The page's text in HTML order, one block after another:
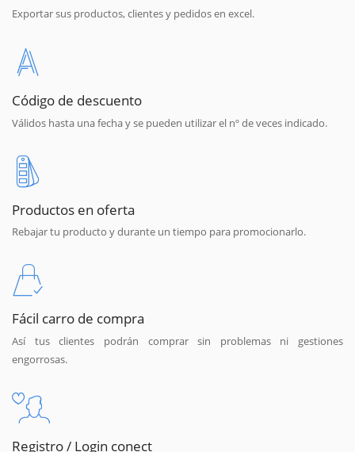
Exportar sus productos, clientes y pedidos en excel.
Código de descuento
Válidos hasta una fecha y se pueden utilizar el nº de veces indicado.
Productos en oferta
Rebajar tu producto y durante un tiempo para promocionarlo.
Fácil carro de compra
Así tus clientes podrán comprar sin problemas ni gestiones
engorrosas.
Registro / Login conect